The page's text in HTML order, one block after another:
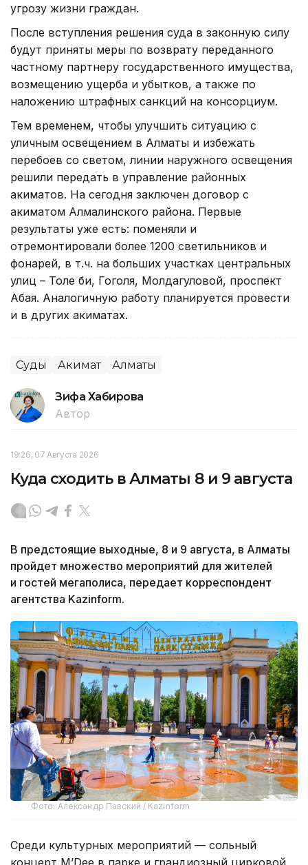
угрозу жизни граждан.
После вступления решения суда в законную силу
будут приняты меры по возврату переданного
частному партнеру государственного имущества,
возмещению ущерба и убытков, а также по
наложению штрафных санкций на консорциум.
Тем временем, чтобы улучшить ситуацию с
уличным освещением в Алматы и избежать
перебоев со светом, линии наружного освещения
решили передать в управление районных
акиматов. На сегодня заключен договор с
акиматом Алмалинского района. Первые
результаты уже есть: поменяли и
отремонтировали более 1200 светильников и
фонарей, в т.ч. на больших участках центральных
улиц – Толе би, Гоголя, Молдагуловой, проспект
Абая. Аналогичную работу планируется провести
и в других акиматах.
Суды Акимат Алматы
Зифа Хабирова
Автор
19:26, 07 Августа 2026
Куда сходить в Алматы 8 и 9 августа
В предстоящие выходные, 8 и 9 августа, в Алматы
пройдет множество мероприятий для жителей
и гостей мегаполиса, передает корреспондент
агентства Kazinform.
Фото: Александр Павский / Kazinform
Среди культурных мероприятий — сольный